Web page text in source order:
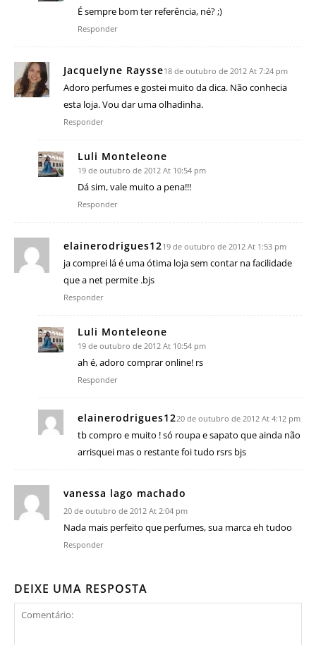
É sempre bom ter referência, né? ;)
Responder
Jacquelyne Raysse18 de outubro de 2012 At 7:24 pm
Adoro perfumes e gostei muito da dica. Não conhecia
esta loja. Vou dar uma olhadinha.
Responder
Luli Monteleone
19 de outubro de 2012 At 10:54 pm
Dá sim, vale muito a pena!!!
Responder
elainerodrigues1219 de outubro de 2012 At 1:53 pm
ja comprei lá é uma ótima loja sem contar na facilidade
que a net permite .bjs
Responder
Luli Monteleone
19 de outubro de 2012 At 10:54 pm
ah é, adoro comprar online! rs
Responder
elainerodrigues1220 de outubro de 2012 At 4:12 pm
tb compro e muito ! só roupa e sapato que ainda não
arrisquei mas o restante foi tudo rsrs bjs
vanessa lago machado
20 de outubro de 2012 At 2:04 pm
Nada mais perfeito que perfumes, sua marca eh tudoo
Responder
DEIXE UMA RESPOSTA